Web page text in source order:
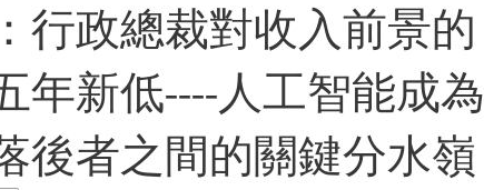
行政總裁對收入前景的
年新低----人工智能成為
後者之間的關鍵分水嶺